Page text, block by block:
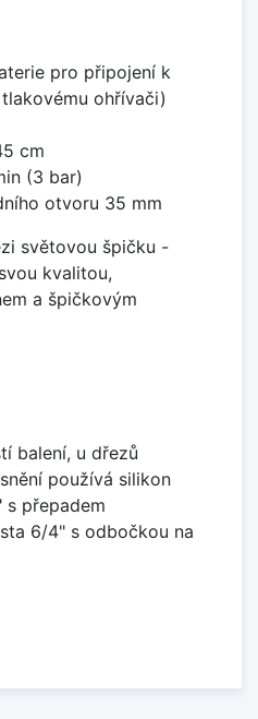
pro připojení k
ohřívači)
cm
(3 bar)
otvoru 35 mm
světovou špičku -
kvalitou,
a špičkovým
balení, u dřezů
používá silikon
přepadem
6/4" s odbočkou na